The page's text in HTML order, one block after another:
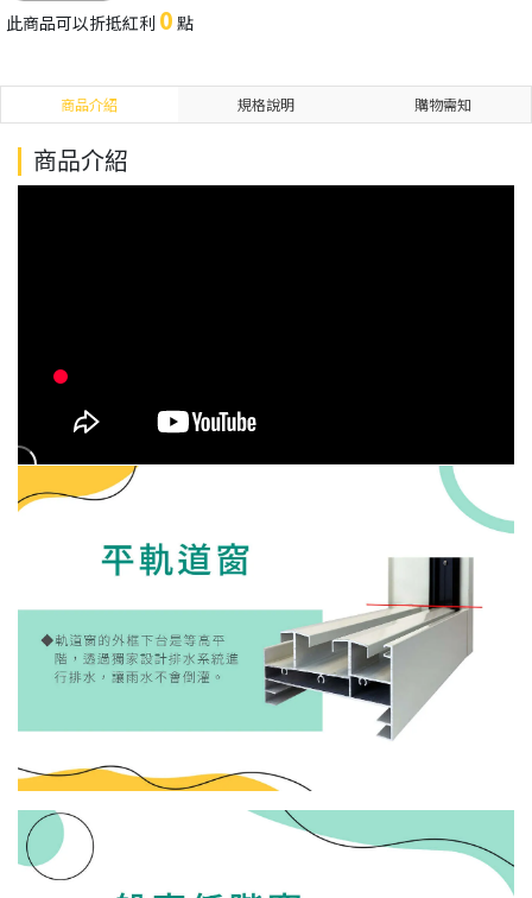
此商品可以折抵紅利 0 點
商品介紹 規格說明 購物需知
商品介紹